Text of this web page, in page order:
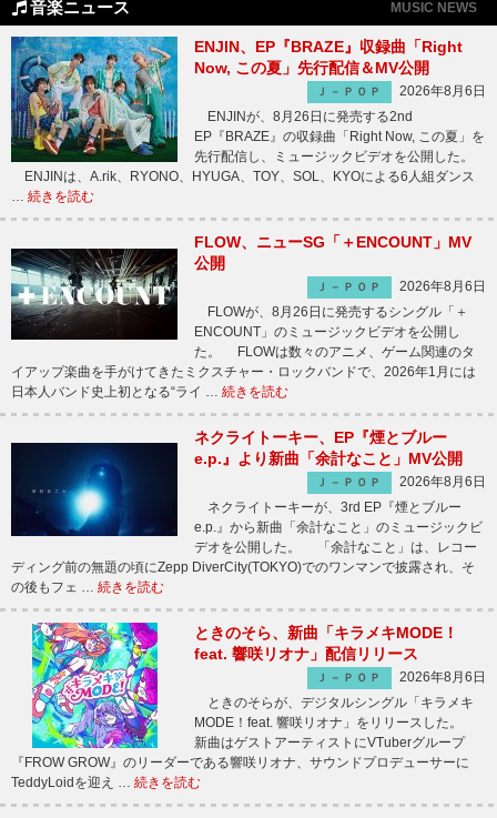
音楽ニュース MUSIC NEWS
ENJIN、EP『BRAZE』収録曲「Right
Now, この夏」先行配信＆MV公開
Ｊ－ＰＯＰ
2026年8月6日
ENJINが、8月26日に発売する2nd
EP『BRAZE』の収録曲「Right Now, この夏」を
先行配信し、ミュージックビデオを公開した。
ENJINは、A.rik、RYONO、HYUGA、TOY、SOL、KYOによる6人組ダンス
… 続きを読む
FLOW、ニューSG「＋ENCOUNT」MV
公開
Ｊ－ＰＯＰ
2026年8月6日
FLOWが、8月26日に発売するシングル「＋
ENCOUNT」のミュージックビデオを公開し
た。 FLOWは数々のアニメ、ゲーム関連のタ
イアップ楽曲を手がけてきたミクスチャー・ロックバンドで、2026年1月には
日本人バンド史上初となる“ライ … 続きを読む
ネクライトーキー、EP『煙とブルー
e.p.』より新曲「余計なこと」MV公開
Ｊ－ＰＯＰ
2026年8月6日
ネクライトーキーが、3rd EP『煙とブルー
e.p.』から新曲「余計なこと」のミュージックビ
デオを公開した。 「余計なこと」は、レコー
ディング前の無題の頃にZepp DiverCity(TOKYO)でのワンマンで披露され、そ
の後もフェ … 続きを読む
ときのそら、新曲「キラメキMODE！
feat. 響咲リオナ」配信リリース
Ｊ－ＰＯＰ
2026年8月6日
ときのそらが、デジタルシングル「キラメキ
MODE！feat. 響咲リオナ」をリリースした。
新曲はゲストアーティストにVTuberグループ
『FROW GROW』のリーダーである響咲リオナ、サウンドプロデューサーに
TeddyLoidを迎え … 続きを読む